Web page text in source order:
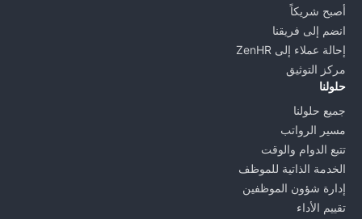
أصبح شريكاً
انضم إلى فريقنا
إحالة عملاء إلى ZenHR
مركز التوثيق
حلولنا
جميع حلولنا
مسير الرواتب
تتبع الدوام والوقت
الخدمة الذاتية للموظف
إدارة شؤون الموظفين
تقييم الأداء